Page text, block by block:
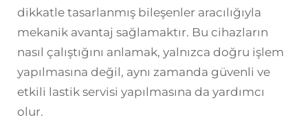
dikkatle tasarlanmış bileşenler aracılığıyla
mekanik avantaj sağlamaktır. Bu cihazların
nasıl çalıştığını anlamak, yalnızca doğru işlem
yapılmasına değil, aynı zamanda güvenli ve
etkili lastik servisi yapılmasına da yardımcı
olur.